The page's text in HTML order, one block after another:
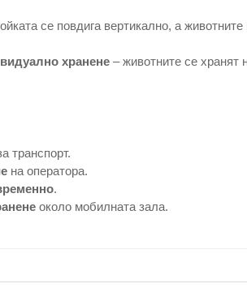
се повдига вертикално, а животните
хранене– животните се хранят
транспорт.
на оператора.
.
около мобилната зала.